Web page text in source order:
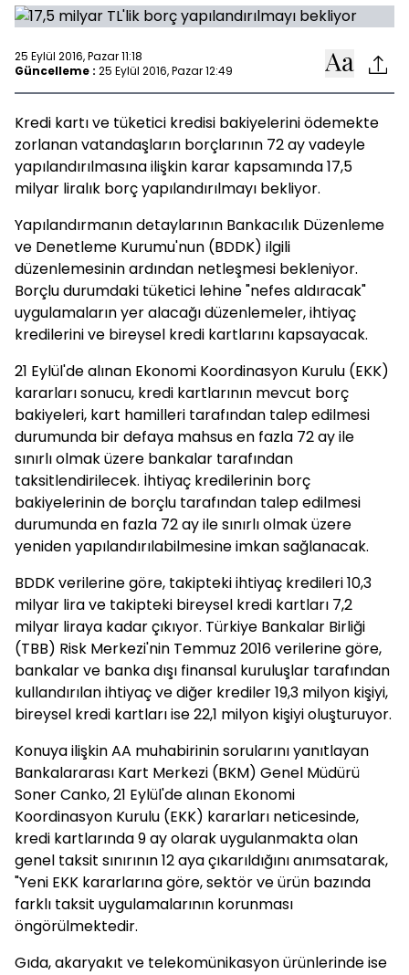
25 Eylül 2016, Pazar 11:18
Güncelleme : 25 Eylül 2016, Pazar 12:49
Kredi kartı ve tüketici kredisi bakiyelerini ödemekte
zorlanan vatandaşların borçlarının 72 ay vadeyle
yapılandırılmasına ilişkin karar kapsamında 17,5
milyar liralık borç yapılandırılmayı bekliyor.
Yapılandırmanın detaylarının Bankacılık Düzenleme
ve Denetleme Kurumu'nun (BDDK) ilgili
düzenlemesinin ardından netleşmesi bekleniyor.
Borçlu durumdaki tüketici lehine "nefes aldıracak"
uygulamaların yer alacağı düzenlemeler, ihtiyaç
kredilerini ve bireysel kredi kartlarını kapsayacak.
21 Eylül'de alınan Ekonomi Koordinasyon Kurulu (EKK)
kararları sonucu, kredi kartlarının mevcut borç
bakiyeleri, kart hamilleri tarafından talep edilmesi
durumunda bir defaya mahsus en fazla 72 ay ile
sınırlı olmak üzere bankalar tarafından
taksitlendirilecek. İhtiyaç kredilerinin borç
bakiyelerinin de borçlu tarafından talep edilmesi
durumunda en fazla 72 ay ile sınırlı olmak üzere
yeniden yapılandırılabilmesine imkan sağlanacak.
BDDK verilerine göre, takipteki ihtiyaç kredileri 10,3
milyar lira ve takipteki bireysel kredi kartları 7,2
milyar liraya kadar çıkıyor. Türkiye Bankalar Birliği
(TBB) Risk Merkezi'nin Temmuz 2016 verilerine göre,
bankalar ve banka dışı finansal kuruluşlar tarafından
kullandırılan ihtiyaç ve diğer krediler 19,3 milyon kişiyi,
bireysel kredi kartları ise 22,1 milyon kişiyi oluşturuyor.
Konuya ilişkin AA muhabirinin sorularını yanıtlayan
Bankalararası Kart Merkezi (BKM) Genel Müdürü
Soner Canko, 21 Eylül'de alınan Ekonomi
Koordinasyon Kurulu (EKK) kararları neticesinde,
kredi kartlarında 9 ay olarak uygulanmakta olan
genel taksit sınırının 12 aya çıkarıldığını anımsatarak,
"Yeni EKK kararlarına göre, sektör ve ürün bazında
farklı taksit uygulamalarının korunması
öngörülmektedir.
Gıda, akaryakıt ve telekomünikasyon ürünlerinde ise